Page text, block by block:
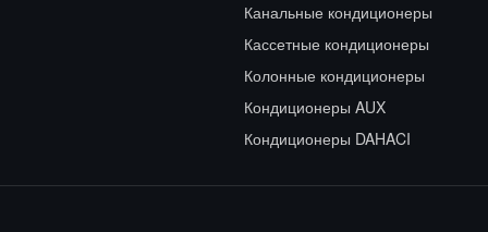
Канальные кондиционеры
Кассетные кондиционеры
Колонные кондиционеры
Кондиционеры AUX
Кондиционеры DAHACI